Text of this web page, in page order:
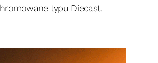
typu Diecast.